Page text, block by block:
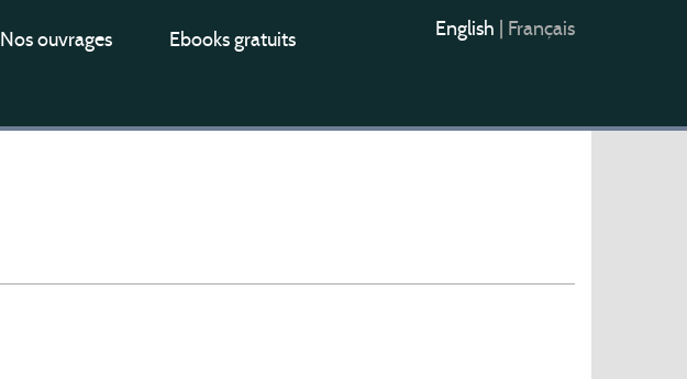
Nos ouvrages Ebooks gratuits English Français